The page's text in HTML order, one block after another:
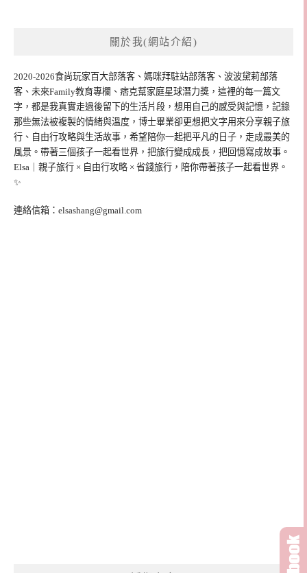
關於我(網站介紹)
2020-2026食尚玩家百大部落客、媽咪拜駐站部落客、波波黛莉部落
客、未來Family教育專欄、痞克幫家庭星球潛力獎，這裡的每一篇文
字，都是我真實走過後留下的生活片段，想用自己的感受與記憶，記錄
那些無法被複製的情緒與溫度，博士畢業卻更想把文字用來分享親子旅
行、自由行攻略與生活故事，希望陪你一起把平凡的日子，走成最美的
風景。帶著三個孩子一起看世界，把旅行變成成長，把回憶寫成故事。
Elsa｜親子旅行 × 自由行攻略 × 省錢旅行，陪你帶著孩子一起看世界。
✨
連絡信箱： elsashang@gmail.com